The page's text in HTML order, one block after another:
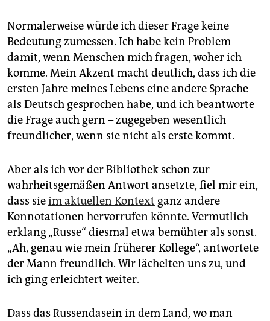
Normalerweise würde ich dieser Frage keine
Bedeutung zumessen. Ich habe kein Problem
damit, wenn Menschen mich fragen, woher ich
komme. Mein Akzent macht deutlich, dass ich die
ersten Jahre meines Lebens eine andere Sprache
als Deutsch gesprochen habe, und ich beantworte
die Frage auch gern – zugegeben wesentlich
freundlicher, wenn sie nicht als erste kommt.
Aber als ich vor der Bibliothek schon zur
wahrheitsgemäßen Antwort ansetzte, fiel mir ein,
dass sieim aktuellen Kontext ganz andere
Konnotationen hervorrufen könnte. Vermutlich
erklang „Russe“ diesmal etwa bemühter als sonst.
„Ah, genau wie mein früherer Kollege“, antwortete
der Mann freundlich. Wir lächelten uns zu, und
ich ging erleichtert weiter.
Dass das Russendasein in dem Land, wo man